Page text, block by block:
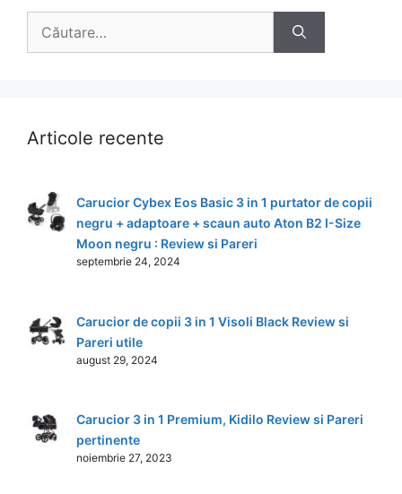
Articole recente
Carucior Cybex Eos Basic 3 in 1 purtator de copii
negru + adaptoare + scaun auto Aton B2 I-Size
Moon negru : Review si Pareri
septembrie 24, 2024
Carucior de copii 3 in 1 Visoli Black Review si
Pareri utile
august 29, 2024
Carucior 3 in 1 Premium, Kidilo Review si Pareri
pertinente
noiembrie 27, 2023